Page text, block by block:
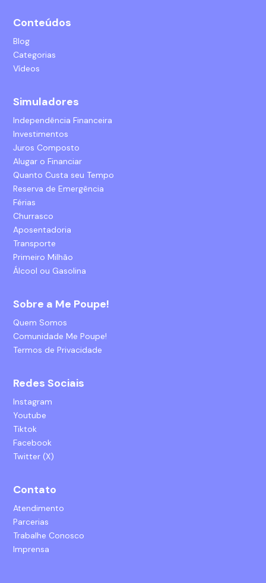
Conteúdos
Blog
Categorias
Vídeos
Simuladores
Independência Financeira
Investimentos
Juros Composto
Alugar o Financiar
Quanto Custa seu Tempo
Reserva de Emergência
Férias
Churrasco
Aposentadoria
Transporte
Primeiro Milhão
Álcool ou Gasolina
Sobre a Me Poupe!
Quem Somos
Comunidade Me Poupe!
Termos de Privacidade
Redes Sociais
Instagram
Youtube
Tiktok
Facebook
Twitter (X)
Contato
Atendimento
Parcerias
Trabalhe Conosco
Imprensa